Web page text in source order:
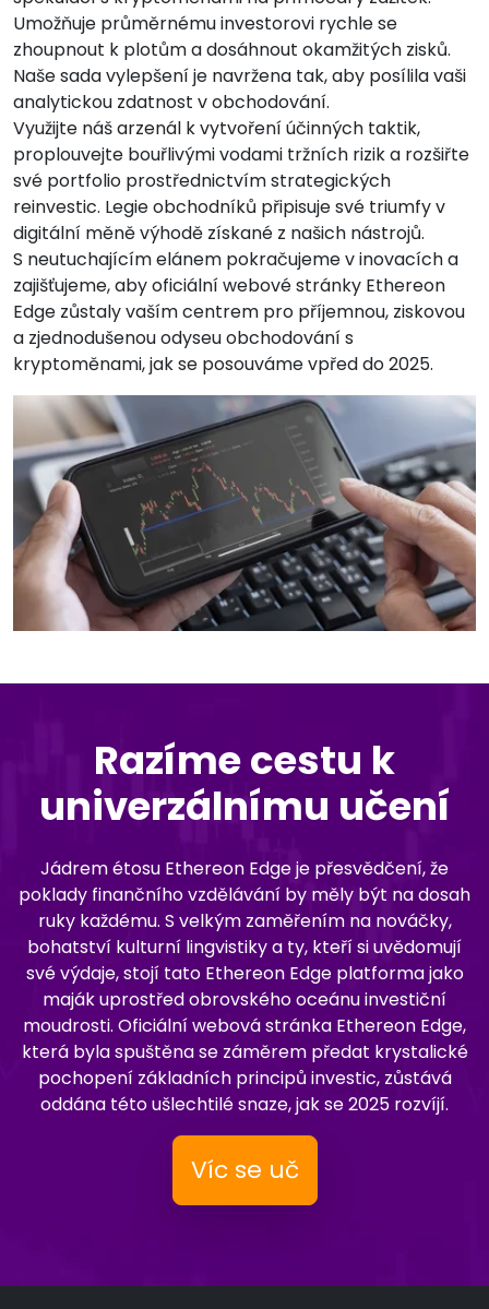
Umožňuje průměrnému investorovi rychle se
zhoupnout k plotům a dosáhnout okamžitých zisků.
Naše sada vylepšení je navržena tak, aby posílila vaši
analytickou zdatnost v obchodování.
Využijte náš arzenál k vytvoření účinných taktik,
proplouvejte bouřlivými vodami tržních rizik a rozšiřte
své portfolio prostřednictvím strategických
reinvestic. Legie obchodníků připisuje své triumfy v
digitální měně výhodě získané z našich nástrojů.
S neutuchajícím elánem pokračujeme v inovacích a
zajišťujeme, aby oficiální webové stránky Ethereon
Edge zůstaly vaším centrem pro příjemnou, ziskovou
a zjednodušenou odyseu obchodování s
kryptoměnami, jak se posouváme vpřed do 2025.
Razíme cestu k
univerzálnímu učení
Jádrem étosu Ethereon Edge je přesvědčení, že
poklady finančního vzdělávání by měly být na dosah
ruky každému. S velkým zaměřením na nováčky,
bohatství kulturní lingvistiky a ty, kteří si uvědomují
své výdaje, stojí tato Ethereon Edge platforma jako
maják uprostřed obrovského oceánu investiční
moudrosti. Oficiální webová stránka Ethereon Edge,
která byla spuštěna se záměrem předat krystalické
pochopení základních principů investic, zůstává
oddána této ušlechtilé snaze, jak se 2025 rozvíjí.
Víc se uč